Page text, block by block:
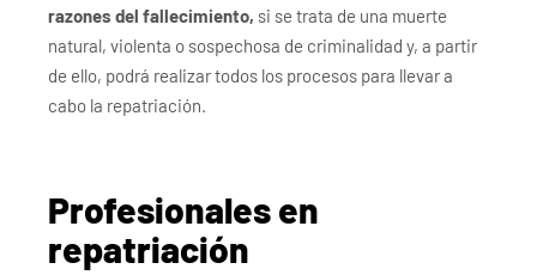
razones del fallecimiento, si se trata de una muerte
natural, violenta o sospechosa de criminalidad y, a partir
de ello, podrá realizar todos los procesos para llevar a
cabo la repatriación.
Profesionales en
repatriación